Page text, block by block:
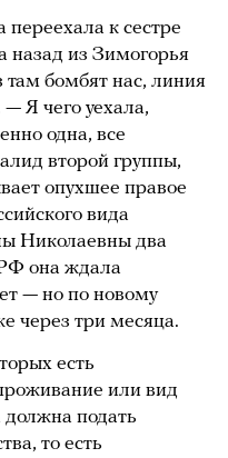
к сестре
назад из Зимогорья
там бомбят нас, линия
Я чего уехала,
одна, все
второй группы,
опухшее правое
вида
Николаевны два
РФ она ждала
— но по новому
через три месяца.
есть
или вид
должна подать
то есть